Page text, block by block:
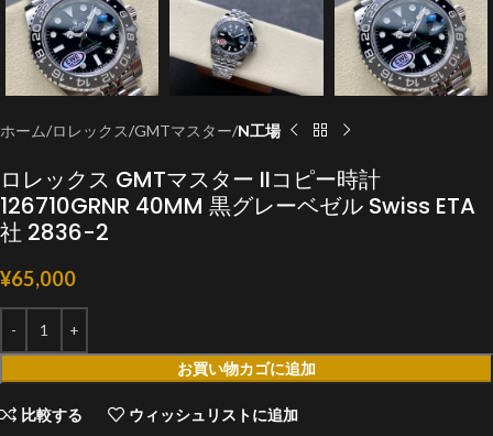
ホーム ロレックス GMTマスター N工場
ロレックス GMTマスター IIコピー時計
126710GRNR 40MM 黒グレーベゼル Swiss ETA
社 2836-2
¥65,000
お買い物カゴに追加
比較する ウィッシュリストに追加